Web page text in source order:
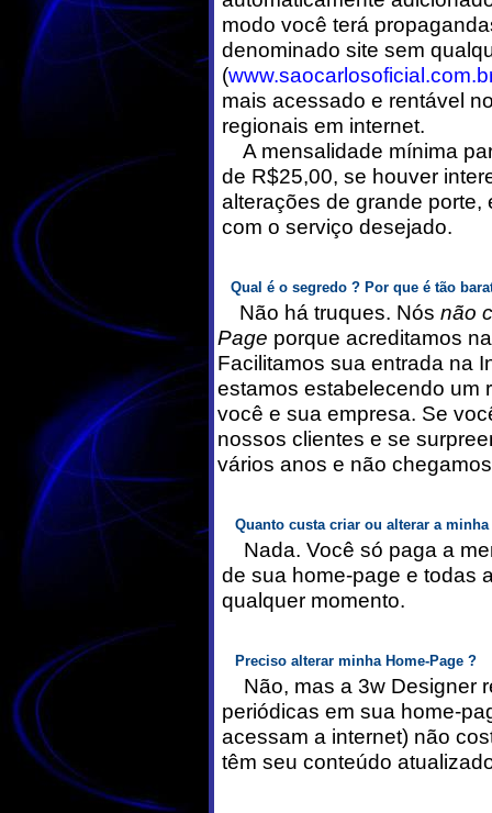
modo você terá
denominado site sem
(
mais acessado e rentável
regionais em internet.
A mensalidade mínima
de R$25,00, se houver
alterações de grande
com o serviço desejado.
Qual é o segredo ? Por que é tão
Não há truques. Nós não
Page porque acreditamos
Facilitamos sua entrada na
estamos estabelecendo um
você e sua empresa. Se
nossos clientes e se
vários anos e não
Quanto custa criar ou alterar a minha
Nada. Você só paga a
de sua home-page e todas
qualquer momento.
Preciso alterar minha Home-Page ?
Não, mas a 3w Designer
periódicas em sua home-
acessam a internet) não
têm seu conteúdo